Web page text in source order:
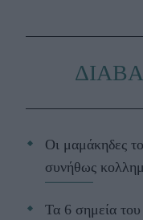
Οι μαμάκηδες
συνήθως
Τα 6 σημεία του